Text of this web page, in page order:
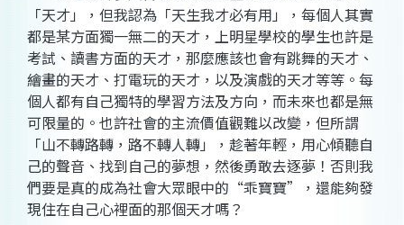
「天才」，但我認為「天生我才必有用」，每個人其實
都是某方面獨一無二的天才，上明星學校的學生也許是
考試、讀書方面的天才，那麼應該也會有跳舞的天才、
繪畫的天才、打電玩的天才，以及演戲的天才等等。每
個人都有自己獨特的學習方法及方向，而未來也都是無
可限量的。也許社會的主流價值觀難以改變，但所謂
「山不轉路轉，路不轉人轉」，趁著年輕，用心傾聽自
己的聲音、找到自己的夢想，然後勇敢去逐夢！否則我
們要是真的成為社會大眾眼中的“乖寶寶”，還能夠發
現住在自己心裡面的那個天才嗎？